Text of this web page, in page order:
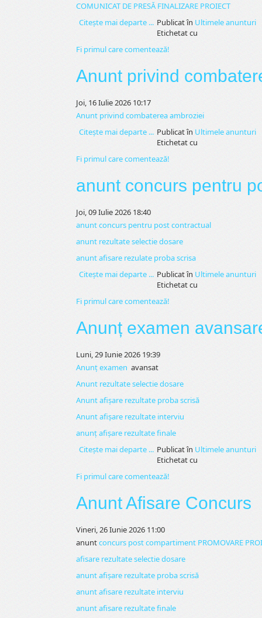
COMUNICAT DE PRESĂ FINALIZARE PROIECT
Citeşte mai departe ... Publicat în Ultimele anunturi
Etichetat cu
Fi primul care comentează!
Anunt privind
Joi, 16 Iulie 2026 10:17
Anunt privind combaterea ambroziei
Citeşte mai departe ... Publicat în Ultimele anunturi
Etichetat cu
Fi primul care comentează!
anunt concurs pentru
Joi, 09 Iulie 2026 18:40
anunt concurs pentru post contractual
anunt rezultate selectie dosare
anunt afisare rezulate proba scrisa
Citeşte mai departe ... Publicat în Ultimele anunturi
Etichetat cu
Fi primul care comentează!
Anunț examen
Luni, 29 Iunie 2026 19:39
Anunț examen avansat
Anunt rezultate selectie dosare
Anunt afișare rezultate proba scrisă
Anunt afișare rezultate interviu
anunț afișare rezultate finale
Citeşte mai departe ... Publicat în Ultimele anunturi
Etichetat cu
Fi primul care comentează!
Anunt Afisare Concurs
Vineri, 26 Iunie 2026 11:00
anuntconcurs post compartiment PROMOVARE
afisare rezultate selectie dosare
anunt afișare rezultate proba scrisă
anunt afisare rezultate interviu
anunt afisare rezultate finale